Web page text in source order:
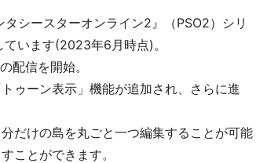
シースターオンライン2』（PSO2）シリ
います(2023年6月時点)。
配信を開始。
ゥーン表示」機能が追加され、さらに進
だけの島を丸ごと一つ編集することが可能
ことができます。